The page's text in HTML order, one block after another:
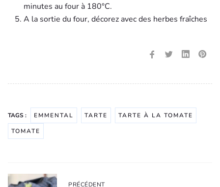
minutes au four à 180°C.
A la sortie du four, décorez avec des herbes fraîches
TAGS : EMMENTAL TARTE
TARTE À LA TOMATE
TOMATE
de
PRÉCÉDENT